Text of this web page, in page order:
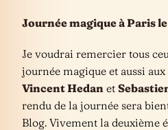
Journée magique à Paris
Je voudrai remercier tous
journée magique et aussi
Vincent Hedan et
rendu de la journée sera
Blog. Vivement la deuxième